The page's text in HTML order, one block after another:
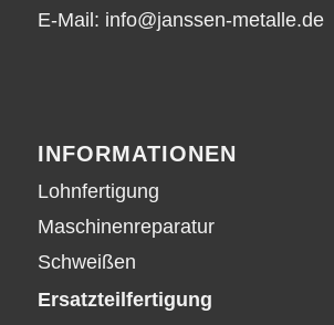
E-Mail: info@janssen-metalle.de
INFORMATIONEN
Lohnfertigung
Maschinenreparatur
Schweißen
Ersatzteilfertigung